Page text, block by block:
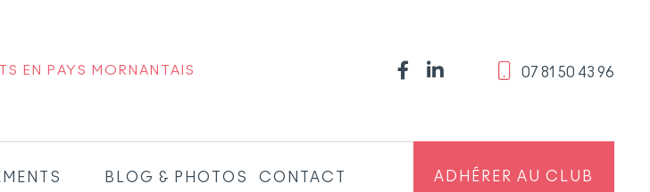
EN PAYS MORNANTAIS ‭07 81 50 43 96‬
BLOG & PHOTOS CONTACT ADHÉRER AU CLUB